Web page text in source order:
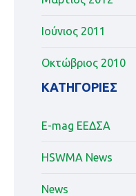
Ιούνιος 2011
Οκτώβριος 2010
KΑΤΗΓΟΡΊΕΣ
E-mag ΕΕΔΣΑ
HSWMA News
News